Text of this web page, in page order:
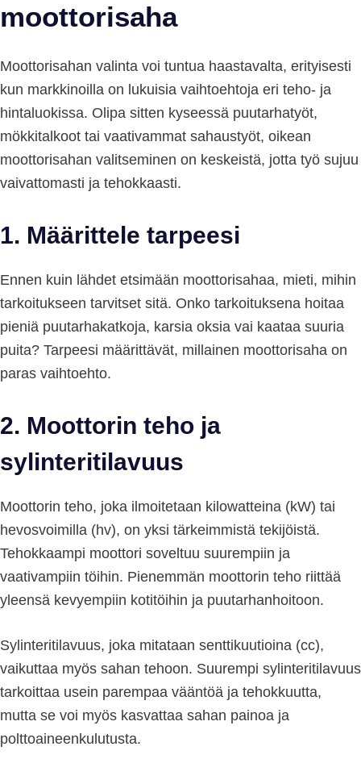
moottorisaha
Moottorisahan valinta voi tuntua haastavalta, erityisesti
kun markkinoilla on lukuisia vaihtoehtoja eri teho- ja
hintaluokissa. Olipa sitten kyseessä puutarhatyöt,
mökkitalkoot tai vaativammat sahaustyöt, oikean
moottorisahan valitseminen on keskeistä, jotta työ sujuu
vaivattomasti ja tehokkaasti.
1. Määrittele tarpeesi
Ennen kuin lähdet etsimään moottorisahaa, mieti, mihin
tarkoitukseen tarvitset sitä. Onko tarkoituksena hoitaa
pieniä puutarhakatkoja, karsia oksia vai kaataa suuria
puita? Tarpeesi määrittävät, millainen moottorisaha on
paras vaihtoehto.
2. Moottorin teho ja
sylinteritilavuus
Moottorin teho, joka ilmoitetaan kilowatteina (kW) tai
hevosvoimilla (hv), on yksi tärkeimmistä tekijöistä.
Tehokkaampi moottori soveltuu suurempiin ja
vaativampiin töihin. Pienemmän moottorin teho riittää
yleensä kevyempiin kotitöihin ja puutarhanhoitoon.
Sylinteritilavuus, joka mitataan senttikuutioina (cc),
vaikuttaa myös sahan tehoon. Suurempi sylinteritilavuus
tarkoittaa usein parempaa vääntöä ja tehokkuutta,
mutta se voi myös kasvattaa sahan painoa ja
polttoaineenkulutusta.